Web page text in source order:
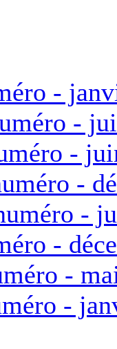
-
-
-
-
-
-
-
-